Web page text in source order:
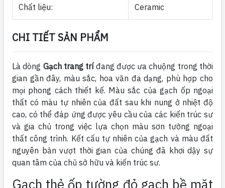
Chất liệu: Ceramic
CHI TIẾT SẢN PHẨM
Là dòng Gạch trang tríđang được ưa chuộng trong thời
gian gần đây, màu sắc, hoa văn đa dạng, phù hợp cho
mọi phong cách thiết kế. Màu sắc của gạch ốp ngoại
thất có màu tự nhiên của đất sau khi nung ở nhiệt độ
cao, có thể đáp ứng được yêu cầu của các kiến ​​trúc sư
và gia chủ trong việc lựa chọn màu sơn tường ngoại
thất công trình. Kết cấu tự nhiên của gạch và màu đất
nguyên bản vượt thời gian của chúng đã khơi dậy sự
quan tâm của chủ sở hữu và kiến ​​trúc sư.
Gạch thẻ ốp tường đỏ gạch bề mặt